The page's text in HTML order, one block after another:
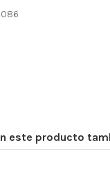
este producto